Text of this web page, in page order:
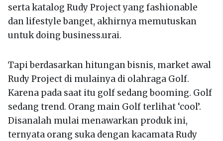
serta katalog Rudy Project yang fashionable
dan lifestyle banget, akhirnya memutuskan
untuk doing business.urai.
Tapi berdasarkan hitungan bisnis, market awal
Rudy Project di mulainya di olahraga Golf.
Karena pada saat itu golf sedang booming. Golf
sedang trend. Orang main Golf terlihat ‘cool’.
Disanalah mulai menawarkan produk ini,
ternyata orang suka dengan kacamata Rudy